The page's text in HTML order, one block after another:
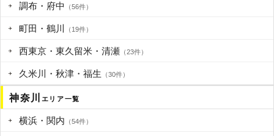
調布・府中 （56件）
町田・鶴川 （19件）
西東京・東久留米・清瀬 （23件）
久米川・秋津・福生 （30件）
神奈川 エリア一覧
横浜・関内 （54件）